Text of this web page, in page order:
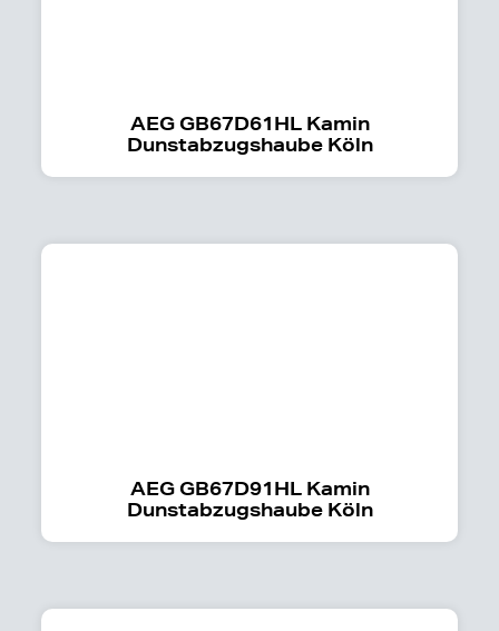
AEG GB67D61HL Kamin
Dunstabzugshaube Köln
AEG GB67D91HL Kamin
Dunstabzugshaube Köln